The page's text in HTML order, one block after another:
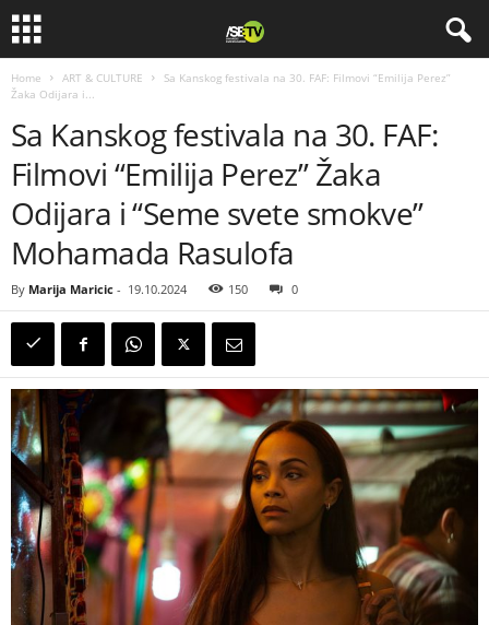
Home ART & CULTURE
Sa Kanskog festivala na 30. FAF: Filmovi “Emilija Perez”
Žaka Odijara i...
Sa Kanskog festivala na 30. FAF:
Filmovi “Emilija Perez” Žaka
Odijara i “Seme svete smokve”
Mohamada Rasulofa
By Marija Maricic - 19.10.2024 150 0